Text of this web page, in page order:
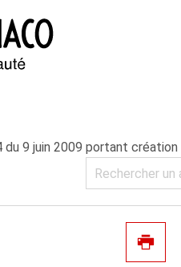
du 9 juin 2009 portant